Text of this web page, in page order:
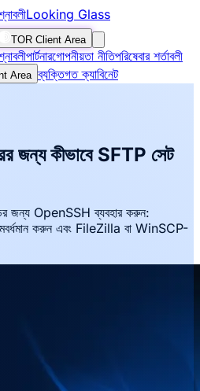
Looking Glass
TOR Client Area
পার্টনারগোপনীয়তা নীতিপরিষেবার শর্তাবলী
Area ব্যক্তিগত ক্যাবিনেট
জন্য কীভাবে SFTP সেট
জন্য OpenSSH ব্যবহার করুন:
করুন এবং FileZilla বা WinSCP-